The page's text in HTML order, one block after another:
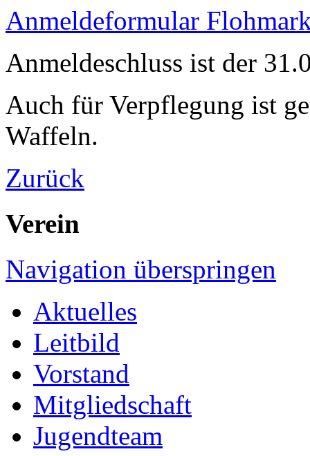
Anmeldeformular
Anmeldeschluss ist der
Auch für Verpflegung ist
Waffeln.
Zurück
Verein
Navigation überspringen
Aktuelles
Leitbild
Vorstand
Mitgliedschaft
Jugendteam